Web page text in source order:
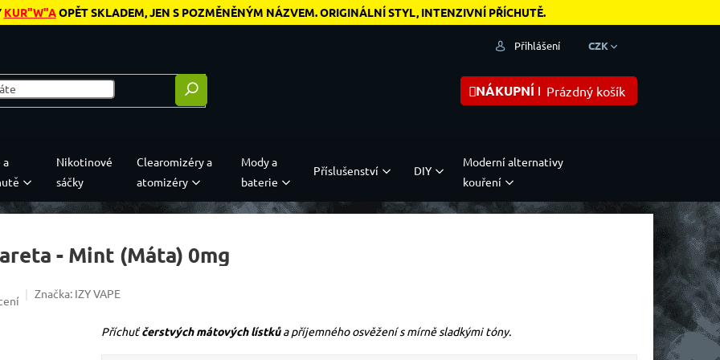
KUR"W"AOPĚT SKLADEM, JEN S POZMĚNĚNÝM NÁZVEM. ORIGINÁLNÍ STYL, INTENZIVNÍ PŘÍCHUTĚ.
CZK
Přihlášení
NÁKUPNÍ KOŠÍKPrázdný košík
a
Nikotinové
sáčky
Clearomizéry a
atomizéry
Mody a
baterie
Příslušenství DIY
Moderní alternativy
kouření
- Mint (Máta) 0mg
z 5 hvězdiček.
Značka: IZY VAPE
Příchuťčerstvých mátových lístků a příjemného osvěžení s mírně sladkými tóny.